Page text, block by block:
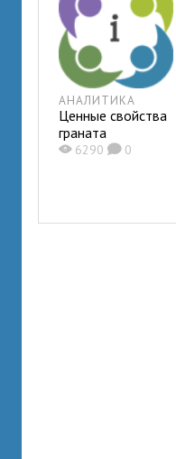
АНАЛИТИКА
Ценные свойства
граната
X6290K0